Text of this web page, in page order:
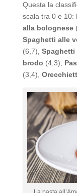
Questa la
scala tra 0 e 10:
alla bolognese
Spaghetti alle
(6,7), Spaghetti
brodo (4,3),
(3,4),